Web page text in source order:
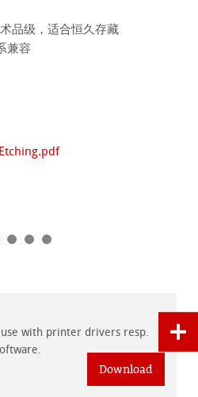
品级，适合恒久存藏
兼容
with printer drivers resp.
Download